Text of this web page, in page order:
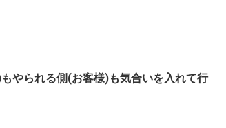
やられる側(お客様)も気合いを入れて行